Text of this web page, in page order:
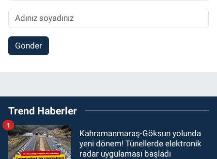
Gönder
Trend Haberler
Kahramanmaraş-Göksun yolunda
yeni dönem! Tünellerde elektronik
radar uygulaması başladı
1